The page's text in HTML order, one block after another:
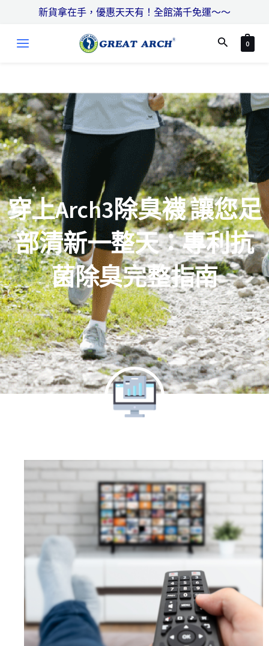
新貨拿在手，優惠天天有！全館滿千免運～～
搜
0
搜
穿上Arch3除臭襪 讓您足
部清新一整天：專利抗
菌除臭完整指南